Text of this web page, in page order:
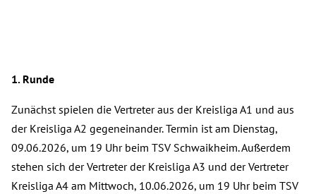
1. Runde
Zunächst spielen die Vertreter aus der Kreisliga A1 und aus
der Kreisliga A2 gegeneinander. Termin ist am Dienstag,
09.06.2026, um 19 Uhr beim TSV Schwaikheim. Außerdem
stehen sich der Vertreter der Kreisliga A3 und der Vertreter
Kreisliga A4 am Mittwoch, 10.06.2026, um 19 Uhr beim TSV